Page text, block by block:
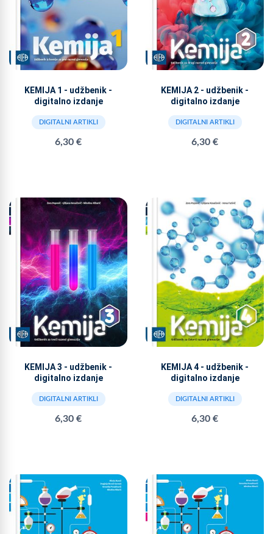
KEMIJA 1 - udžbenik -
digitalno izdanje
DIGITALNI ARTIKLI
6,30 €
KEMIJA 2 - udžbenik -
digitalno izdanje
DIGITALNI ARTIKLI
6,30 €
KEMIJA 3 - udžbenik -
digitalno izdanje
DIGITALNI ARTIKLI
6,30 €
KEMIJA 4 - udžbenik -
digitalno izdanje
DIGITALNI ARTIKLI
6,30 €